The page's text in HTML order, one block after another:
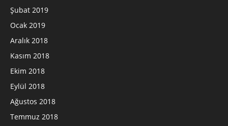
Şubat 2019
Ocak 2019
Aralık 2018
Kasım 2018
Ekim 2018
Eylül 2018
Ağustos 2018
Temmuz 2018